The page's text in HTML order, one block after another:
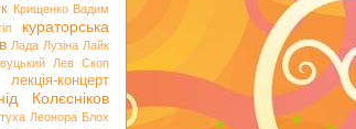
Крищенко Вадим
кураторська
Лада Лузіна Лайк
Лев Скоп
лекція-концерт
Колєсніков
Леонора Блох